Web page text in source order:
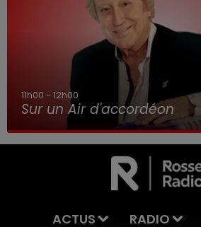
8h00 - 10h00
RDL WEEK-END
ACTUS RADIO